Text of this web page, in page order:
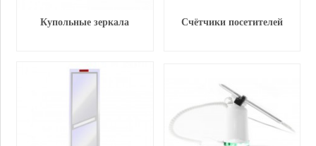
Купольные зеркала Счётчики посетителей